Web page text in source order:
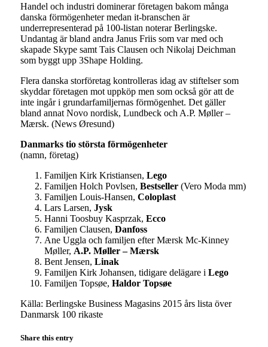
Handel och industri dominerar företagen bakom många
danska förmögenheter medan it-branschen är
underrepresenterad på 100-listan noterar Berlingske.
Undantag är bland andra Janus Friis som var med och
skapade Skype samt Tais Clausen och Nikolaj Deichman
som byggt upp 3Shape Holding.
Flera danska storföretag kontrolleras idag av stiftelser som
skyddar företagen mot uppköp men som också gör att de
inte ingår i grundarfamiljernas förmögenhet. Det gäller
bland annat Novo nordisk, Lundbeck och A.P. Møller –
Mærsk. (News Øresund)
Danmarks tio största förmögenheter
(namn, företag)
Familjen Kirk Kristiansen, Lego
Familjen Holch Povlsen, Bestseller(Vero Moda mm)
Familjen Louis-Hansen, Coloplast
Lars Larsen, Jysk
Hanni Toosbuy Kasprzak, Ecco
Familjen Clausen, Danfoss
Ane Uggla och familjen efter Mærsk Mc-Kinney
Møller, A.P. Møller – Mærsk
Bent Jensen, Linak
Familjen Kirk Johansen, tidigare delägare i Lego
Familjen Topsøe, Haldor Topsøe
Källa: Berlingske Business Magasins 2015 års lista över
Danmarsk 100 rikaste
Share this entry